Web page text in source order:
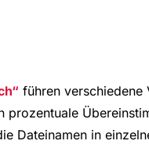
führen verschiedene
Dateinamen in